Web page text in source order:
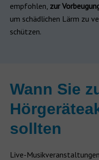
empfohlen, zur
um schädlichen Lärm zu
schützen.
Wann Sie
sollten
Live-